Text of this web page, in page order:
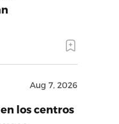
Aug 7, 2026
los centros